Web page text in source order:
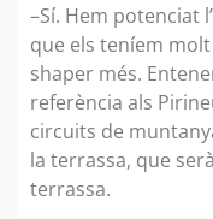
–Sí. Hem potenciat
que els teníem
shaper més.
referència als
circuits de
la terrassa, que
terrassa.